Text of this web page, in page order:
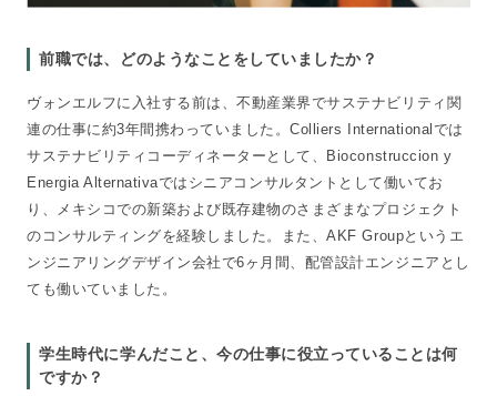
前職では、どのようなことをしていましたか？
ヴォンエルフに入社する前は、不動産業界でサステナビリティ関
連の仕事に約3年間携わっていました。Colliers Internationalでは
サステナビリティコーディネーターとして、Bioconstruccion y
Energia Alternativaではシニアコンサルタントとして働いてお
り、メキシコでの新築および既存建物のさまざまなプロジェクト
のコンサルティングを経験しました。また、AKF Groupというエ
ンジニアリングデザイン会社で6ヶ月間、配管設計エンジニアとし
ても働いていました。
学生時代に学んだこと、今の仕事に役立っていることは何
ですか？